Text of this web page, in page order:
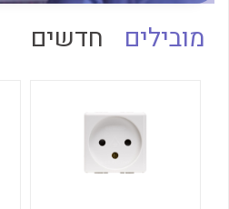
מובילים חדשים